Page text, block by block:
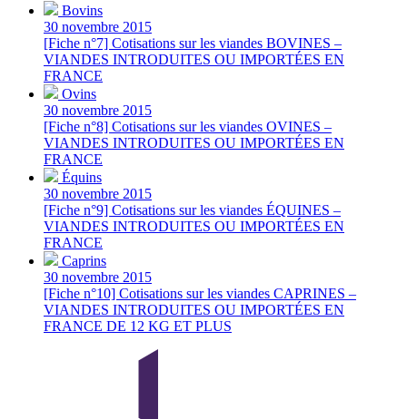
Bovins
30 novembre 2015
[Fiche n°7] Cotisations sur les viandes BOVINES –
VIANDES INTRODUITES OU IMPORTÉES EN
FRANCE
Ovins
30 novembre 2015
[Fiche n°8] Cotisations sur les viandes OVINES –
VIANDES INTRODUITES OU IMPORTÉES EN
FRANCE
Équins
30 novembre 2015
[Fiche n°9] Cotisations sur les viandes ÉQUINES –
VIANDES INTRODUITES OU IMPORTÉES EN
FRANCE
Caprins
30 novembre 2015
[Fiche n°10] Cotisations sur les viandes CAPRINES –
VIANDES INTRODUITES OU IMPORTÉES EN
FRANCE DE 12 KG ET PLUS